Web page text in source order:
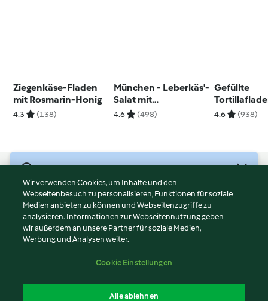
Ziegenkäse-Fladen
mit Rosmarin-Honig
4.3 (138)
München - Leberkäs'-
Salat mit
Brezelcroutons
4.6 (498)
Gefüllte
Hähnchen,
4.6 (938)
Nutzungsbedingungen
Datenschutzrichtlinien
Disclaimer
Impressum
Inhalt melden
Wir verwenden Cookies, um Inhalte und den
Webseitenbesuch zu personalisieren, Funktionen für soziale
Medien anbieten zu können und Webseitenzugriffe zu
analysieren. Informationen zur Webseitennutzung geben
wir außerdem an unsere Partner für soziale Medien,
Werbung und Analysen weiter.
Cookie Einstellungen
Alle ablehnen